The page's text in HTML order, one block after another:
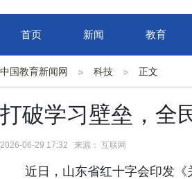
首页 新闻 教育
中国教育新闻网 科技 正文
打破学习壁垒，全
2026-06-29 17:32 来源： 互联网
近日，山东省红十字会印发《